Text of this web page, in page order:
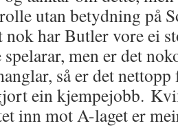
utan betydning på
nok har Butler vore ei
spelarar, men er det
så er det
ein kjempejobb.
inn mot A-laget er